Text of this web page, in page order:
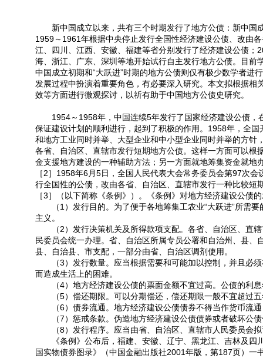
新中国成立以来，共有三个时期发行了地方公债：新中国
1959～1961年根据中央停止发行全国性经济建设公债、改由
江、四川、江西、安徽、福建等省分别发行了经济建设公债
海、浙江、广东、深圳等地开始试行自主发行地方公债。目
中国成立初期和“大跃进”时期的地方公债则仅有极少数学者
发展过程中扮演着重要角色，有必要深入研究。本文拟根据
效等方面进行微观探讨，以祈有助于中国地方公债史研究。
1954～1958年，中国连续5年发行了国家经济建设公债，
保证建设计划的顺利进行，起到了积极的作用。1958年，全
和地方工业同时并举、大型企业和中小型企业同时并举的方
各省、自治区、直辖市发行短期地方公债。这样一方面可以
金支援地方建设的一种辅助方法；另一方面就地筹集资金就
［2］1958年6月5日，全国人民代表大会常务委员会第97次
行全国性的公债，改由各省、自治区、直辖市发行一种比较
［3］（以下简称《条例》）。《条例》对地方经济建设公债
（1）发行目的。为了便于各地筹集工农业“大跃进”所需要
主义。
（2）发行决策机关及所得款项支配。各省、自治区、直辖
民委员会统一办理。省、自治区所属专员公署和自治州、县
县、自治县、市支配，一部分由省、自治区调剂使用。
（3）发行数量。应当根据需要和可能加以控制，并且必须
而造成生活上的困难。
（4）地方经济建设公债的票面金额不宜过高。公债的利
（5）偿还期限。可以分期偿还，偿还期限一般不宜超过
（6）债券流通。地方经济建设公债债券不得当作货币流
（7）惩戒条款。伪造地方经济建设公债债券或者破坏公
（8）发行程序。应当由省、自治区、直辖市人民委员会
《条例》公布后，福建、安徽、辽宁、黑龙江、吉林及四
国实物债券图录》（中国金融出版社2001年版，第187页）